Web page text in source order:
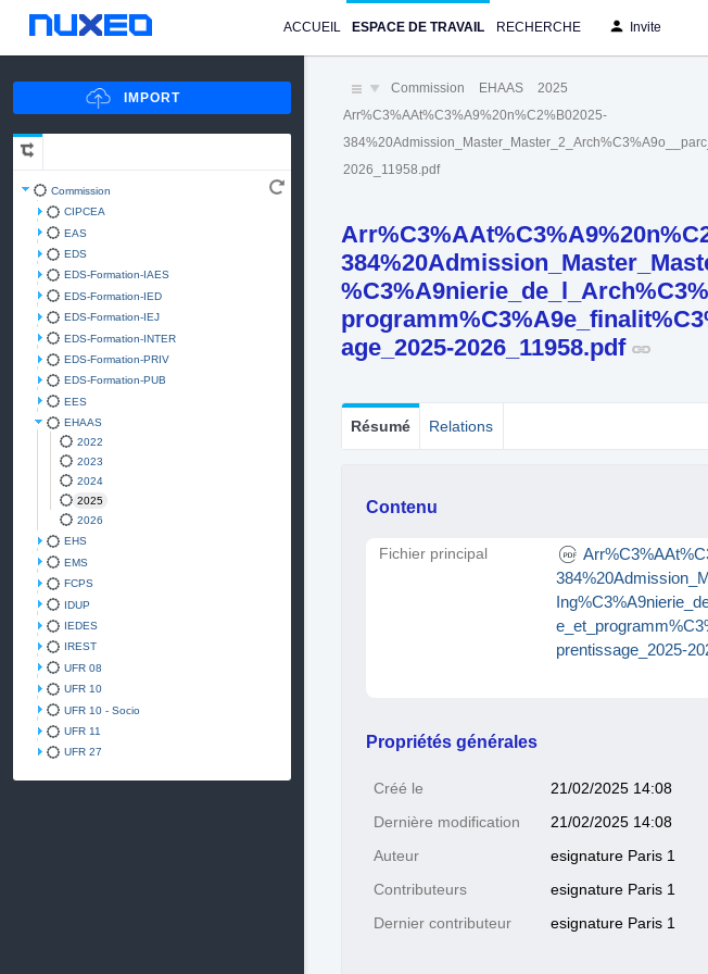
ACCUEIL ESPACE DE TRAVAIL RECHERCHE Invite
Commission
CIPCEA
EAS
EDS
EDS-Formation-IAES
EDS-Formation-IED
EDS-Formation-IEJ
EDS-Formation-INTER
EDS-Formation-PRIV
EDS-Formation-PUB
EES
EHAAS
2022
2023
2024
2025
2026
EHS
EMS
FCPS
IDUP
IEDES
IREST
UFR 08
UFR 10
UFR 10 - Socio
UFR 11
UFR 27
Commission EHAAS 2025
Arr%C3%AAt%C3%A9%20n%C2%B02025-
2026_11958.pdf
age_2025-2026_11958.pdf
Résumé Relations
Contenu
Fichier principal
prentissage_2025-
Propriétés générales
Créé le 21/02/2025 14:08
Dernière modification 21/02/2025 14:08
Auteur esignature Paris 1
Contributeurs esignature Paris 1
Dernier contributeur esignature Paris 1